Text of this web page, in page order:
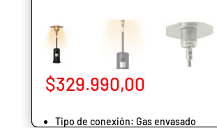
$329.990,00
Tipo de conexión: Gas envasado